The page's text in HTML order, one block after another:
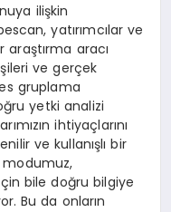
ilişkin
yatırımcılar ve
aracı
ve gerçek
gruplama
yetki analizi
ihtiyaçlarını
ve kullanışlı bir
modumuz,
bile doğru bilgiye
Bu da onların